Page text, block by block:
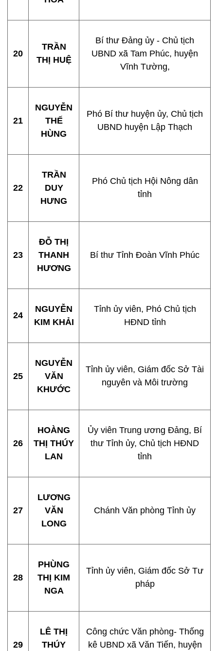
20
TRẦN
THỊ HUỆ
Bí thư Đảng ủy - Chủ tịch
UBND xã Tam Phúc, huyện
Vĩnh Tường,
21
NGUYỄN
THẾ
HÙNG
Phó Bí thư huyện ủy, Chủ tịch
UBND huyện Lập Thạch
22
TRẦN
DUY
HƯNG
Phó Chủ tịch Hội Nông dân
tỉnh
23
ĐỖ THỊ
THANH
HƯƠNG
Bí thư Tỉnh Đoàn Vĩnh Phúc
24
NGUYỄN
KIM KHẢI
Tỉnh ủy viên, Phó Chủ tịch
HĐND tỉnh
25
NGUYỄN
VĂN
KHƯỚC
Tỉnh ủy viên, Giám đốc Sở Tài
nguyên và Môi trường
26
HOÀNG
THỊ THÚY
LAN
Ủy viên Trung ương Đảng, Bí
thư Tỉnh ủy, Chủ tịch HĐND
tỉnh
27
LƯƠNG
VĂN
LONG
Chánh Văn phòng Tỉnh ủy
28
PHÙNG
THỊ KIM
NGA
Tỉnh ủy viên, Giám đốc Sở Tư
pháp
29
LÊ THỊ
THÚY
Công chức Văn phòng- Thống
kê UBND xã Văn Tiến, huyện